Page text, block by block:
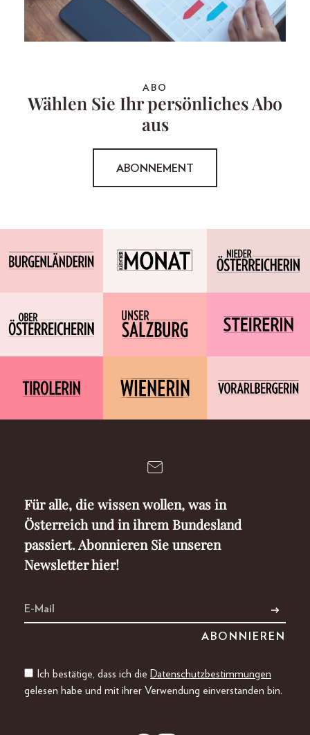
ABO
Wählen Sie Ihr persönliches Abo
aus
ABONNEMENT
Für alle, die wissen wollen, was in
Österreich und in ihrem Bundesland
passiert. Abonnieren Sie unseren
Newsletter hier!
Ich bestätige, dass ich die Datenschutzbestimmungen
gelesen habe und mit ihrer Verwendung einverstanden bin.